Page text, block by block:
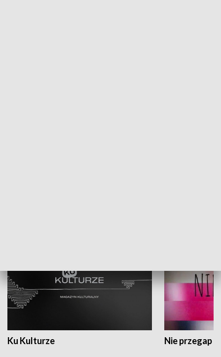
Ku Kulturze Nie przegap